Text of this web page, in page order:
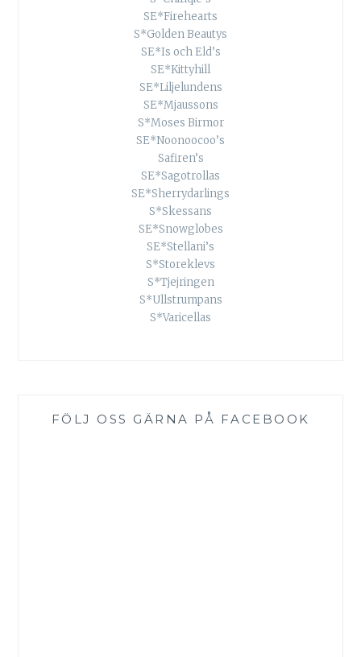
SE*Firehearts
S*Golden Beautys
SE*Is och Eld’s
SE*Kittyhill
SE*Liljelundens
SE*Mjaussons
S*Moses Birmor
SE*Noonoocoo’s
Safiren’s
SE*Sagotrollas
SE*Sherrydarlings
S*Skessans
SE*Snowglobes
SE*Stellani’s
S*Storeklevs
S*Tjejringen
S*Ullstrumpans
S*Varicellas
FÖLJ OSS GÄRNA PÅ FACEBOOK